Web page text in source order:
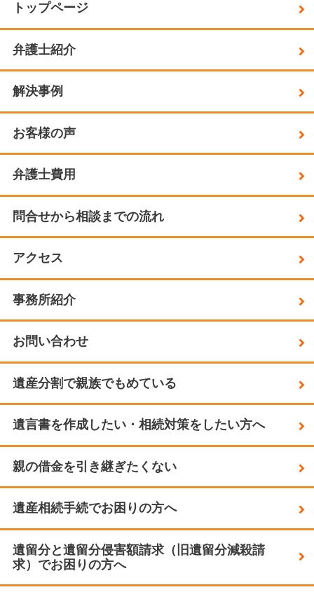
トップページ
弁護士紹介
解決事例
お客様の声
弁護士費用
問合せから相談までの流れ
アクセス
事務所紹介
お問い合わせ
遺産分割で親族でもめている
遺言書を作成したい・相続対策をしたい方へ
親の借金を引き継ぎたくない
遺産相続手続でお困りの方へ
遺留分と遺留分侵害額請求（旧遺留分減殺請
求）でお困りの方へ